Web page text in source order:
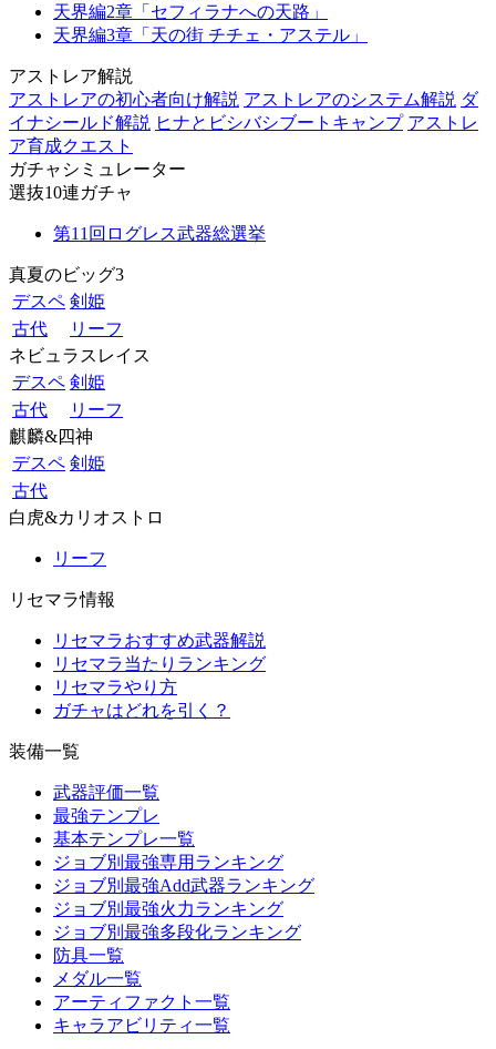
天界編2章「セフィラナへの天路」
天界編3章「天の街 チチェ・アステル」
アストレア解説
アストレアの初心者向け解説 アストレアのシステム解説 ダ
イナシールド解説 ヒナとビシバシブートキャンプ アストレ
ア育成クエスト
ガチャシミュレーター
選抜10連ガチャ
第11回ログレス武器総選挙
真夏のビッグ3
デスペ 剣姫
古代
リーフ
ネビュラスレイス
デスペ 剣姫
古代
リーフ
麒麟&四神
デスペ 剣姫
古代
白虎&カリオストロ
リーフ
リセマラ情報
リセマラおすすめ武器解説
リセマラ当たりランキング
リセマラやり方
ガチャはどれを引く？
装備一覧
武器評価一覧
最強テンプレ
基本テンプレ一覧
ジョブ別最強専用ランキング
ジョブ別最強Add武器ランキング
ジョブ別最強火力ランキング
ジョブ別最強多段化ランキング
防具一覧
メダル一覧
アーティファクト一覧
キャラアビリティ一覧